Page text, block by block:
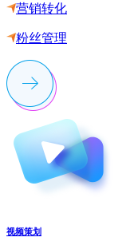
营销转化
粉丝管理
视频策划